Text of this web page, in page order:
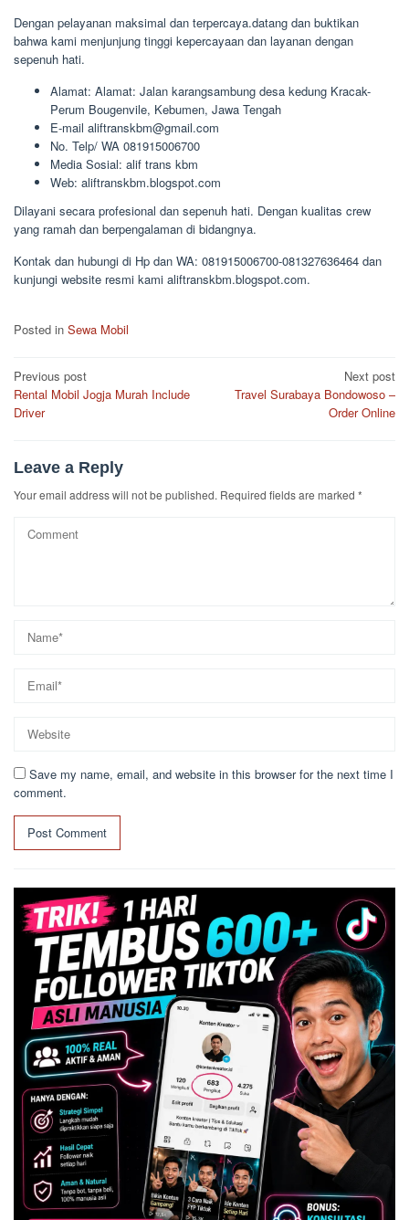
Dengan pelayanan maksimal dan terpercaya.datang dan buktikan
bahwa kami menjunjung tinggi kepercayaan dan layanan dengan
sepenuh hati.
Alamat: Alamat: Jalan karangsambung desa kedung Kracak-
Perum Bougenvile, Kebumen, Jawa Tengah
E-mail aliftranskbm@gmail.com
No. Telp/ WA 081915006700
Media Sosial: alif trans kbm
Web: aliftranskbm.blogspot.com
Dilayani secara profesional dan sepenuh hati. Dengan kualitas crew
yang ramah dan berpengalaman di bidangnya.
Kontak dan hubungi di Hp dan WA: 081915006700-081327636464 dan
kunjungi website resmi kami aliftranskbm.blogspot.com.
Posted in Sewa Mobil
Post
navigation
Previous post
Rental Mobil Jogja Murah Include
Driver
Next post
Travel Surabaya Bondowoso –
Order Online
Leave a Reply
Your email address will not be published. Required fields are marked *
Save my name, email, and website in this browser for the next time I
comment.